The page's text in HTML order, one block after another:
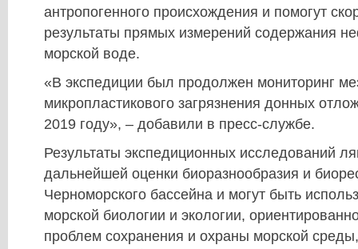
антропогенного происхождения и помогут
результаты прямых измерений содержания
морской воде.
«В экспедиции был продолжен мониторинг
микропластикового загрязнения донных
2019 году», – добавили в пресс-службе.
Результаты экспедиционных исследований
дальнейшей оценки биоразнообразия и
Черноморского бассейна и могут быть
морской биологии и экологии,
проблем сохранения и охраны морской